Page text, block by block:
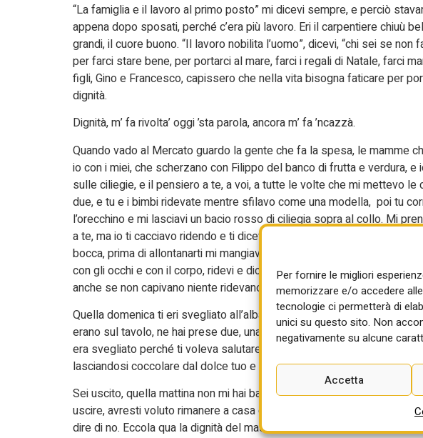
Per fornire le migliori
memorizzare e/o accedere
tecnologie ci permetterà di
unici su questo sito. Non
negativamente su alcune
Accetta
“La famiglia e il lavoro al primo posto” mi dicevi sempre, e perciò
appena dopo sposati, perché c’era più lavoro. Eri il carpentiere chiuù
grandi, il cuore buono. “Il lavoro nobilita l’uomo”, dicevi, “chi sei se
per farci stare bene, per portarci al mare, farci i regali di Natale, farci
figli, Gino e Francesco, capissero che nella vita bisogna faticare per
dignità.
Dignità, m’ fa rivolta’ oggi ’sta parola, ancora m’ fa ’ncazzà.
Quando vado al Mercato guardo la gente che fa la spesa, le mamme
io con i miei, che scherzano con Filippo del banco di frutta e verdura,
sulle ciliegie, e il pensiero a te, a voi, a tutte le volte che mi mettevo
due, e tu e i bimbi ridevate mentre sfilavo come una modella, poi tu
l’orecchino e mi lasciavi un bacio rosso di ciliegia sopra al collo. Mi
a te, ma io ti cacciavo ridendo e ti dicevo: “E dai Sandro, ora no, ci sono
bocca, prima di allontanarti mi mangiavi un po’, masticavi pure la carne
con gli occhi e con il corpo, ridevi e dicevi: “E mandiamoli dai nonni ’ste
anche se non capivano niente ridevano, Gino rideva assai, figlio mio
Quella domenica ti eri svegliato all’alba, eri partito per il cantiere,
erano sul tavolo, ne hai prese due, una te la sei mangiata insieme al
era svegliato perché ti voleva salutare, e gli hai detto: “Questa mangiala
lasciandosi coccolare dal dolce tuo e da quello della ciliegia.
Sei uscito, quella mattina non mi hai baciato, lo facevi sempre, ma
uscire, avresti voluto rimanere a casa con noi, fare una passeggiata e
dire di no. Eccola qua la dignità del maschio lavoratore.